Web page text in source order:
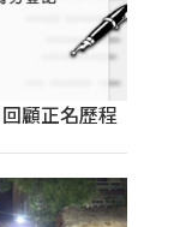
顧正名歷程